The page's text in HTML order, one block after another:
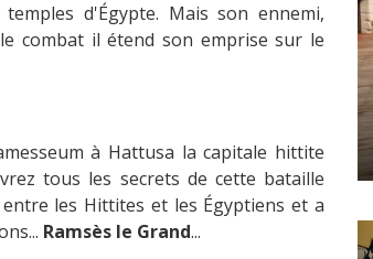
d'Égypte. Mais son ennemi,
combat il étend son emprise sur le
à Hattusa la capitale hittite
tous les secrets de cette bataille
les Hittites et les Égyptiens et a
Ramsès le Grand...